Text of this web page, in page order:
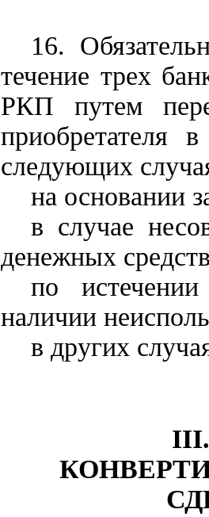
16.
течение трех
РКП путем
приобретателя
следующих
на основании
в случае
денежных
по
наличии
в других